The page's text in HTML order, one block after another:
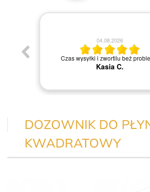
04.08.2026
Czas wysyłki i zwortilu beż
Kasia C.
DOZOWNIK DO
KWADRATOWY